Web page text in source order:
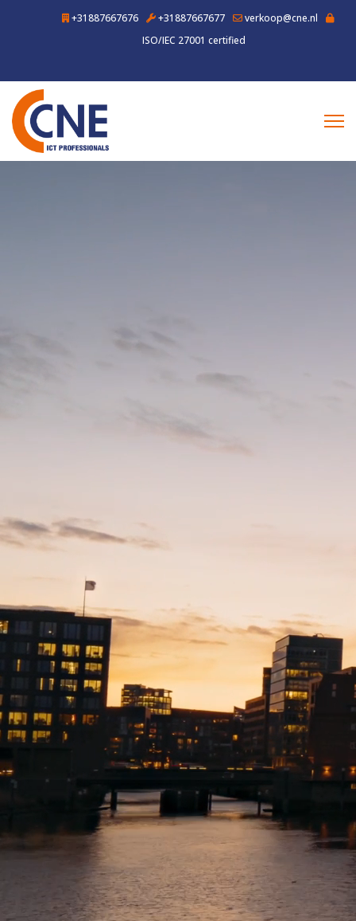
+31887667676 +31887667677
verkoop@cne.nl
ISO/IEC 27001 certified
De slimste zakelijke
communicatieoplossing
Voor alle organisaties die willen excelleren in
klantcontact is er Xelion: een flexibel en
betrouwbaar platform voor effectieve
communicatie. Met Xelion pak jij de controle
over de communicatie in en met je bedrijf. Jij
kiest zelf de kanalen waarop je bereikbaar
wilt zijn en van welke van de vele
functionaliteiten je gebruikmaakt. Xelion is
eenvoudig in gebruik, altijd beschikbaar en
klaar voor de toekomst. Dat geeft rust!